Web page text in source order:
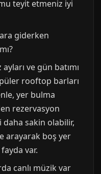
teyit etmeniz iyi
giderken
ve gün batımı
rooftop barları
yer bulma
rezervasyon
daha sakin olabilir,
arayarak boş yer
var.
canlı müzik var